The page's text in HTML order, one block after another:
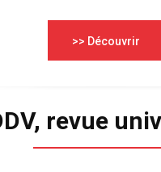
>> Découvrir
revue